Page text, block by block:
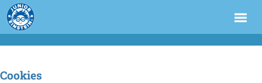
Cookies